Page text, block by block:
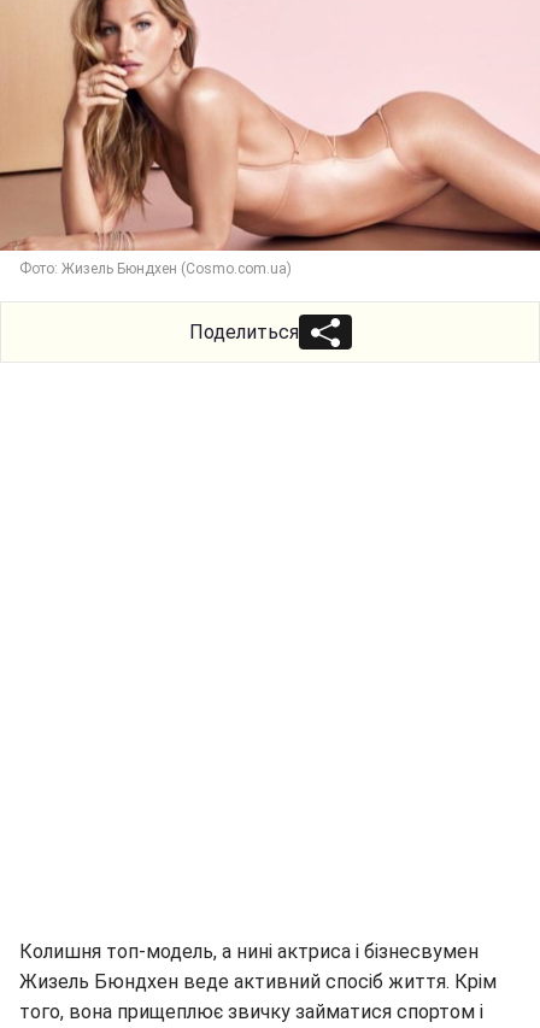
Фото: Жизель Бюндхен (Cosmo.com.ua)
Поделиться
Колишня топ-модель, а нині актриса і бізнесвумен
Жизель Бюндхен веде активний спосіб життя. Крім
того, вона прищеплює звичку займатися спортом і